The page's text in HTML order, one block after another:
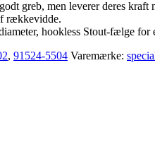
greb, men leverer deres
rækkevidde.
hookless Stout-fælge
, 91524-5504 Varemærke: